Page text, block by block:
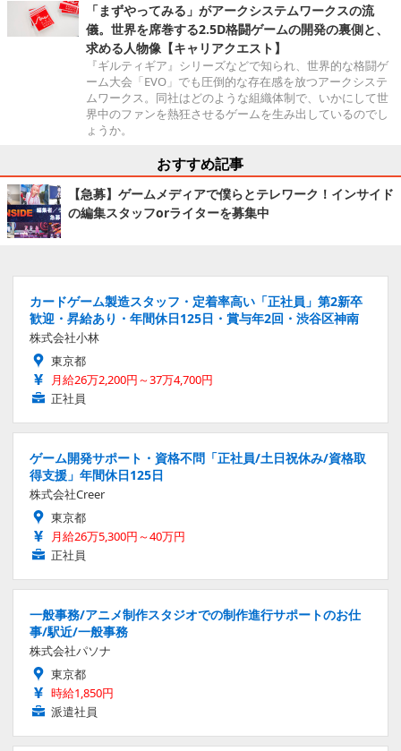
「まずやってみる」がアークシステムワークスの流
儀。世界を席巻する2.5D格闘ゲームの開発の裏側と、
求める人物像【キャリアクエスト】
『ギルティギア』シリーズなどで知られ、世界的な格闘ゲ
ーム大会「EVO」でも圧倒的な存在感を放つアークシステ
ムワークス。同社はどのような組織体制で、いかにして世
界中のファンを熱狂させるゲームを生み出しているのでし
ょうか。
おすすめ記事
【急募】ゲームメディアで僕らとテレワーク！インサイド
の編集スタッフorライターを募集中
カードゲーム製造スタッフ・定着率高い「正社員」第2新卒
歓迎・昇給あり・年間休日125日・賞与年2回・渋谷区神南
株式会社小林
東京都
月給26万2,200円～37万4,700円
正社員
ゲーム開発サポート・資格不問「正社員/土日祝休み/資格取
得支援」年間休日125日
株式会社Creer
東京都
月給26万5,300円～40万円
正社員
一般事務/アニメ制作スタジオでの制作進行サポートのお仕
事/駅近/一般事務
株式会社パソナ
東京都
時給1,850円
派遣社員